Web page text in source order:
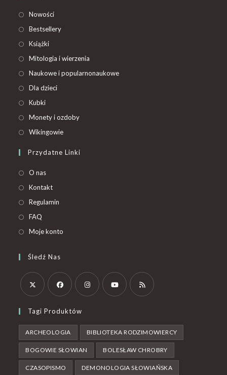
Nowości
Bestsellery
Książki
Mitologia i wierzenia
Naukowe i popularnonaukowe
Dla dzieci
Kubki
Monety i ozdoby
Wikingowie
Przydatne Linki
O nas
Kontakt
Regulamin
FAQ
Moje konto
Śledź Nas
Tagi Produktów
ARCHEOLOGIA BIBLIOTEKA RODZIMOWIERCY
BOGOWIE SŁOWIAN BOLESŁAW CHROBRY
CZASOPISMO DEMONOLOGIA SŁOWIAŃSKA